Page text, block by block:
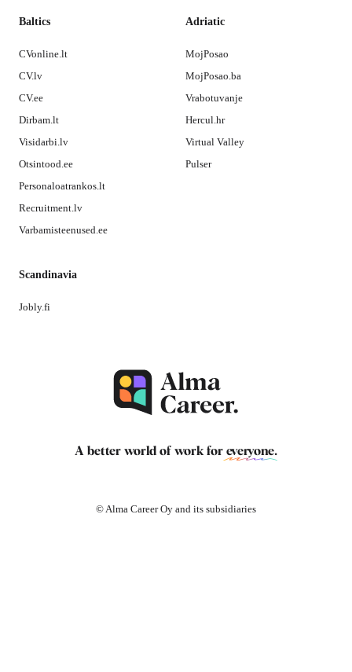
Baltics
CVonline.lt
CV.lv
CV.ee
Dirbam.lt
Visidarbi.lv
Otsintood.ee
Personaloatrankos.lt
Recruitment.lv
Varbamisteenused.ee
Adriatic
MojPosao
MojPosao.ba
Vrabotuvanje
Hercul.hr
Virtual Valley
Pulser
Scandinavia
Jobly.fi
A better world of work for everyone.
© Alma Career Oy and its subsidiaries